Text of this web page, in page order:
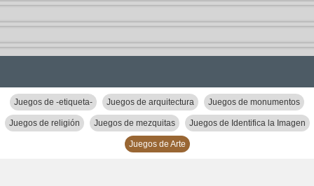
Juegos de -etiqueta- Juegos de arquitectura Juegos de monumentos
Juegos de religión Juegos de mezquitas Juegos de Identifica la Imagen
Juegos de Arte